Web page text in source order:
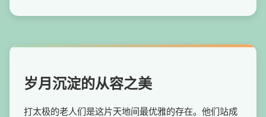
岁月沉淀的从容之美
打太极的老人们是这片天地间最优雅的存在。他们站成